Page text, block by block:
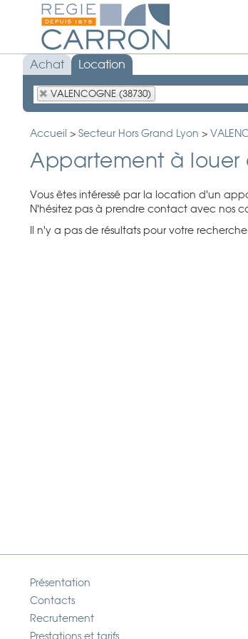
Achat Location
VALENCOGNE (38730)
Accueil > Secteur Hors Grand Lyon >
Appartement à louer
Vous êtes intéressé par la location d'un
N'hésitez pas à prendre contact avec nos
Il n'y a pas de résultats pour votre
Présentation
Contacts
Recrutement
Prestations et tarifs